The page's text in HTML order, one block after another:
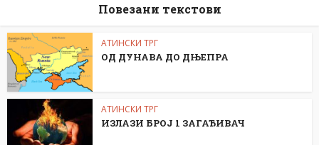
Повезани текстови
АТИНСКИ ТРГ
ОД ДУНАВА ДО ДЊЕПРА
АТИНСКИ ТРГ
ИЗЛАЗИ БРОЈ 1 ЗАГАЂИВАЧ